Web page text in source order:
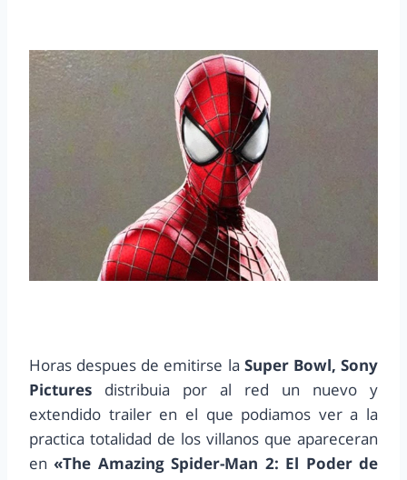
Horas despues de emitirse la Super Bowl, Sony
Pictures distribuia por al red un nuevo y
extendido trailer en el que podiamos ver a la
practica totalidad de los villanos que apareceran
en«The Amazing Spider-Man 2: El Poder de